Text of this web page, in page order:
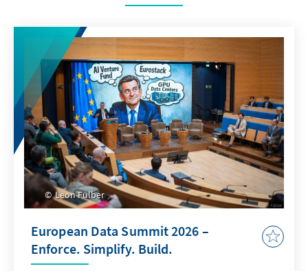
Leon Fülber
European Data Summit 2026 –
Enforce. Simplify. Build.